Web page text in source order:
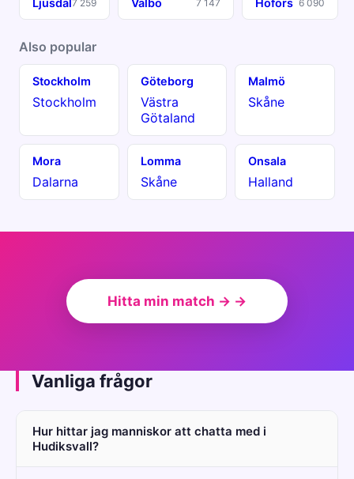
7 259 7 147 6 090
Also popular
Stockholm
Stockholm
Göteborg
Västra
Götaland
Malmö
Skåne
Mora
Dalarna
Lomma
Skåne
Onsala
Halland
Hitta min match → →
Vanliga frågor
Hur hittar jag manniskor att chatta med i
Hudiksvall?